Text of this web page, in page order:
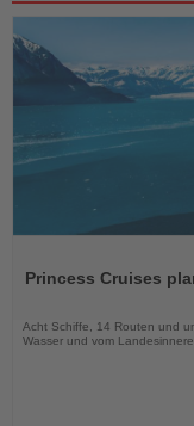
diePrincess Cruises
Acht Schiffe, 14 Routen und
Wasser und vom